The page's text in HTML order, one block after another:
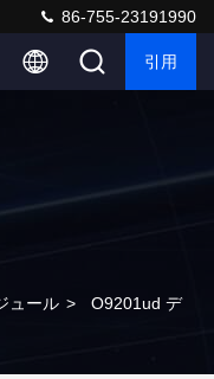
86-755-23191990
引用
ュール > O9201ud デ